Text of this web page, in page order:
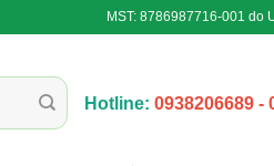
MST: 8786987716-001 do
Hotline: 0938206689 -